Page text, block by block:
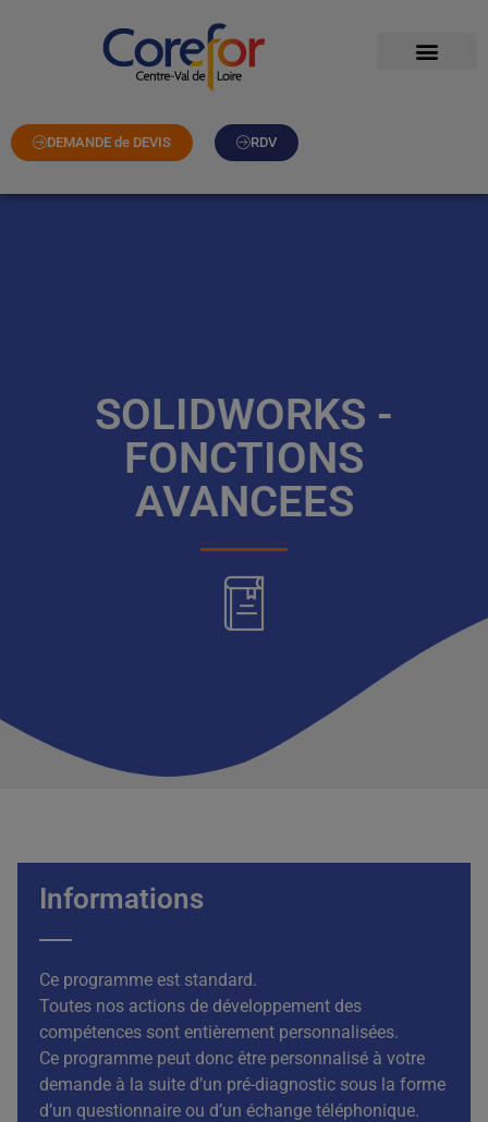
DEMANDE de DEVIS RDV
SOLIDWORKS -
FONCTIONS
AVANCEES
Informations
Ce programme est standard.
Toutes nos actions de développement des
compétences sont entièrement personnalisées.
Ce programme peut donc être personnalisé à votre
demande à la suite d’un pré-diagnostic sous la forme
d’un questionnaire ou d’un échange téléphonique.